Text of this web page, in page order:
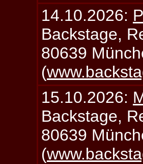
14.10.2026:
Backstage,
80639
(
15.10.2026:
Backstage,
80639
(